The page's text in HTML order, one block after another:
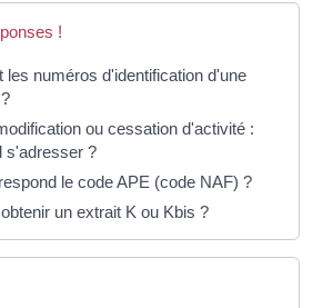
!
les numéros d'identification d'une
ou cessation d'activité :
s'adresser ?
le code APE (code NAF) ?
un extrait K ou Kbis ?